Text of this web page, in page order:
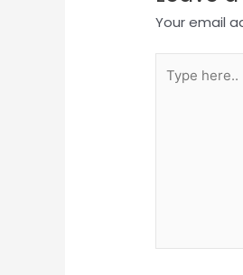
Your email
here..